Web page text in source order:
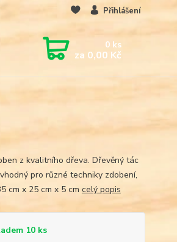
Přihlášení
0 ks
za 0,00 Kč
z kvalitního dřeva. Dřevěný tác
pro různé techniky zdobení,
cm x 25 cm x 5 cm celý popis
10 ks